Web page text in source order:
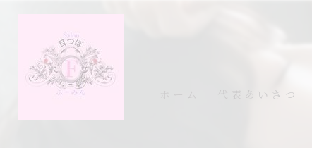
代表あいさつ